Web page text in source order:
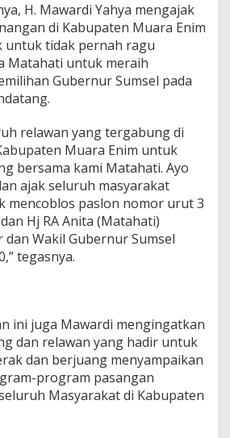
u
h
k
a
T
K
M
a
a
h
a
d
i
r
a
E
n
i
m
H. Mawardi Yahya mengajak
di Kabupaten Muara Enim
untuk tidak pernah ragu
Matahati untuk meraih
Gubernur Sumsel pada
relawan yang tergabung di
Muara Enim untuk
bersama kami Matahati. Ayo
ajak seluruh masyarakat
mencoblos paslon nomor urut 3
Hj RA Anita (Matahati)
Wakil Gubernur Sumsel
tegasnya.
ini juga Mawardi mengingatkan
dan relawan yang hadir untuk
dan berjuang menyampaikan
program pasangan
Masyarakat di Kabupaten